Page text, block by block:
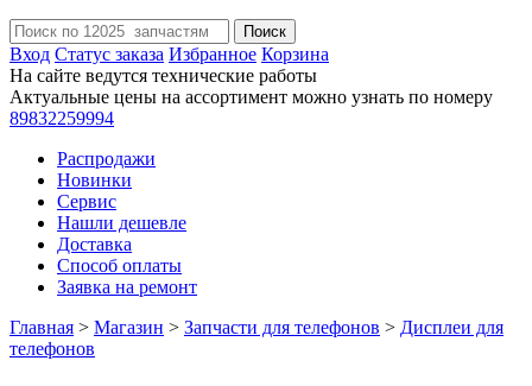
Поиск
Вход Статус заказа Избранное Корзина
На сайте ведутся технические работы
Актуальные цены на ассортимент можно узнать по номеру
89832259994
Распродажи
Новинки
Сервис
Нашли дешевле
Доставка
Способ оплаты
Заявка на ремонт
Главная > Магазин > Запчасти для телефонов > Дисплеи для
телефонов